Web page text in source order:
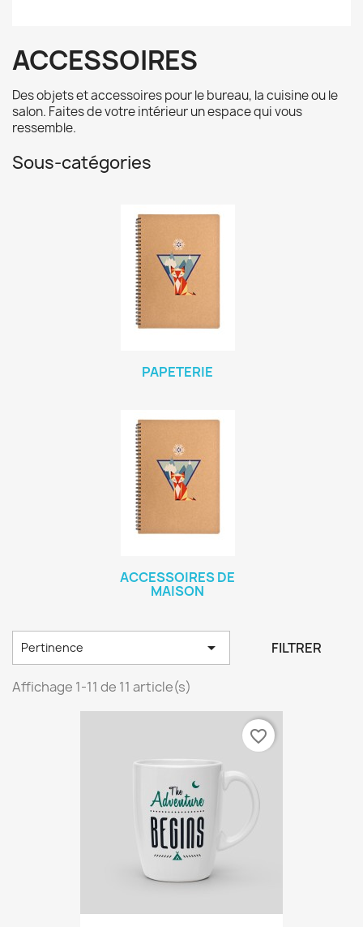
ACCESSOIRES
Des objets et accessoires pour le bureau, la cuisine ou le
salon. Faites de votre intérieur un espace qui vous
ressemble.
Sous-catégories
PAPETERIE
ACCESSOIRES DE
MAISON
Pertinence  FILTRER
Affichage 1-11 de 11 article(s)
favorite_border